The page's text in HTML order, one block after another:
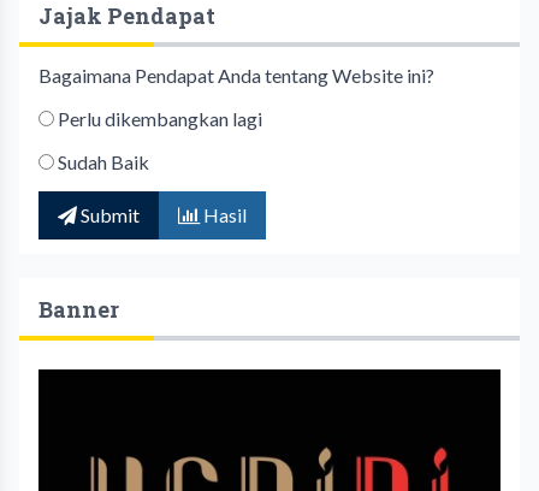
Jajak Pendapat
Bagaimana Pendapat Anda tentang Website ini?
Perlu dikembangkan lagi
Sudah Baik
Submit Hasil
Banner